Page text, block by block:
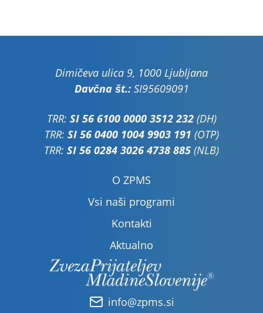
Dimičeva ulica 9, 1000 Ljubljana
Davčna št.:SI95609091
TRR: SI 56 6100 0000 3512 232(DH)
TRR: SI 56 0400 1004 9903 191 (OTP)
TRR: SI 56 0284 3026 4738 885 (NLB)
O ZPMS
Vsi naši programi
Kontakti
Aktualno
info@zpms.si